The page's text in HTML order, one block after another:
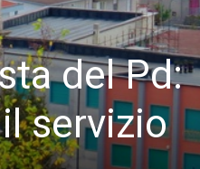
del Pd:
servizio